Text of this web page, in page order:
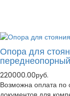
Опора для
переднеопорный
220000.00руб.
Возможна оплата